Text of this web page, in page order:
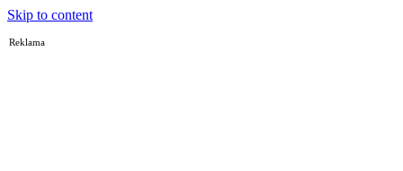
Skip to content
Reklama